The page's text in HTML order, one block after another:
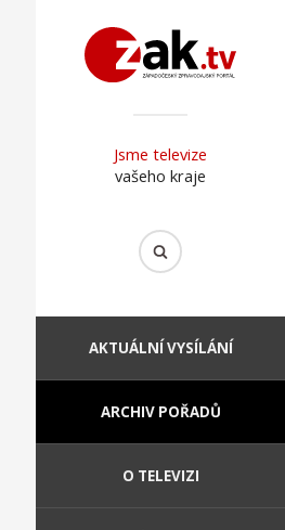
Jsme televize
vašeho kraje
AKTUÁLNÍ VYSÍLÁNÍ
ARCHIV POŘADŮ
O TELEVIZI